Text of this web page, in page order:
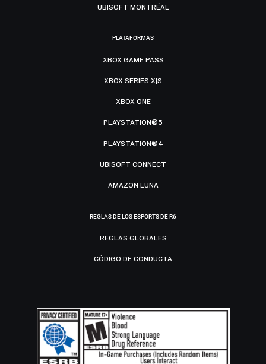
UBISOFT MONTRÉAL
PLATAFORMAS
XBOX GAME PASS
XBOX SERIES X|S
XBOX ONE
PLAYSTATION®5
PLAYSTATION®4
UBISOFT CONNECT
AMAZON LUNA
REGLAS DE LOS ESPORTS DE R6
REGLAS GLOBALES
CÓDIGO DE CONDUCTA